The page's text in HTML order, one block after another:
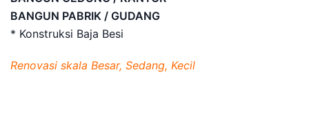
BANGUN PABRIK / GUDANG
* Konstruksi Baja Besi
Renovasi skala Besar, Sedang, Kecil